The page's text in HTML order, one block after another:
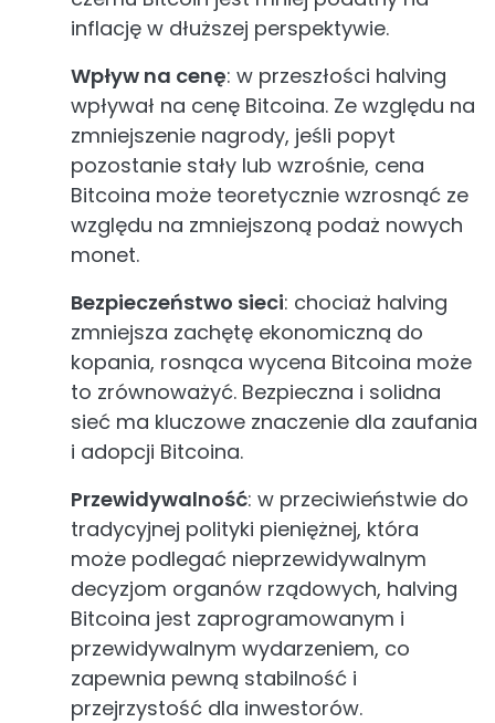
inflację w dłuższej perspektywie.
Wpływ na cenę: w przeszłości halving
wpływał na cenę Bitcoina. Ze względu na
zmniejszenie nagrody, jeśli popyt
pozostanie stały lub wzrośnie, cena
Bitcoina może teoretycznie wzrosnąć ze
względu na zmniejszoną podaż nowych
monet.
Bezpieczeństwo sieci: chociaż halving
zmniejsza zachętę ekonomiczną do
kopania, rosnąca wycena Bitcoina może
to zrównoważyć. Bezpieczna i solidna
sieć ma kluczowe znaczenie dla zaufania
i adopcji Bitcoina.
Przewidywalność: w przeciwieństwie do
tradycyjnej polityki pieniężnej, która
może podlegać nieprzewidywalnym
decyzjom organów rządowych, halving
Bitcoina jest zaprogramowanym i
przewidywalnym wydarzeniem, co
zapewnia pewną stabilność i
przejrzystość dla inwestorów.